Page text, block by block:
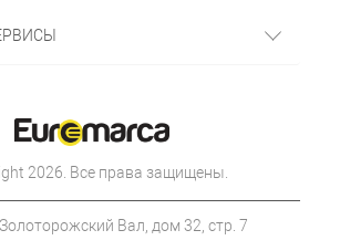
2026. Все права защищены.
Вал, дом 32, стр. 7